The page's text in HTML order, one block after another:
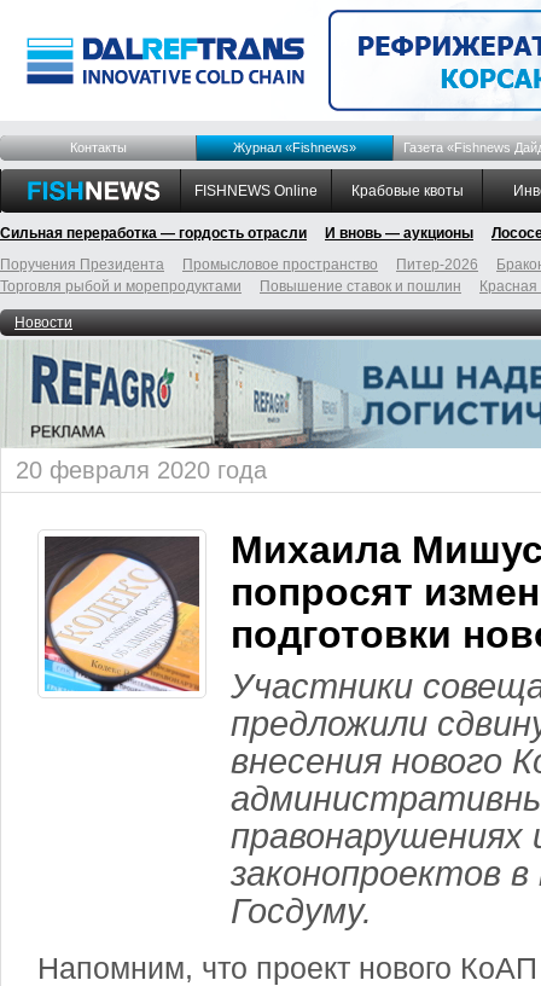
Контакты Журнал «Fishnews» Газета «Fishnews
FISHNEWS Online Крабовые квоты
Сильная переработка — гордость отрасли И вновь — аукционы
Поручения Президента
Промысловое пространство Питер-2026
Торговля рыбой и морепродуктами
Повышение ставок и пошлин
Новости
20 февраля 2020 года
Михаила
попросят
подготовки
Участники
предложили
внесения нового
правонарушениях
законопроектов
Госдуму.
Напомним, что проект нового